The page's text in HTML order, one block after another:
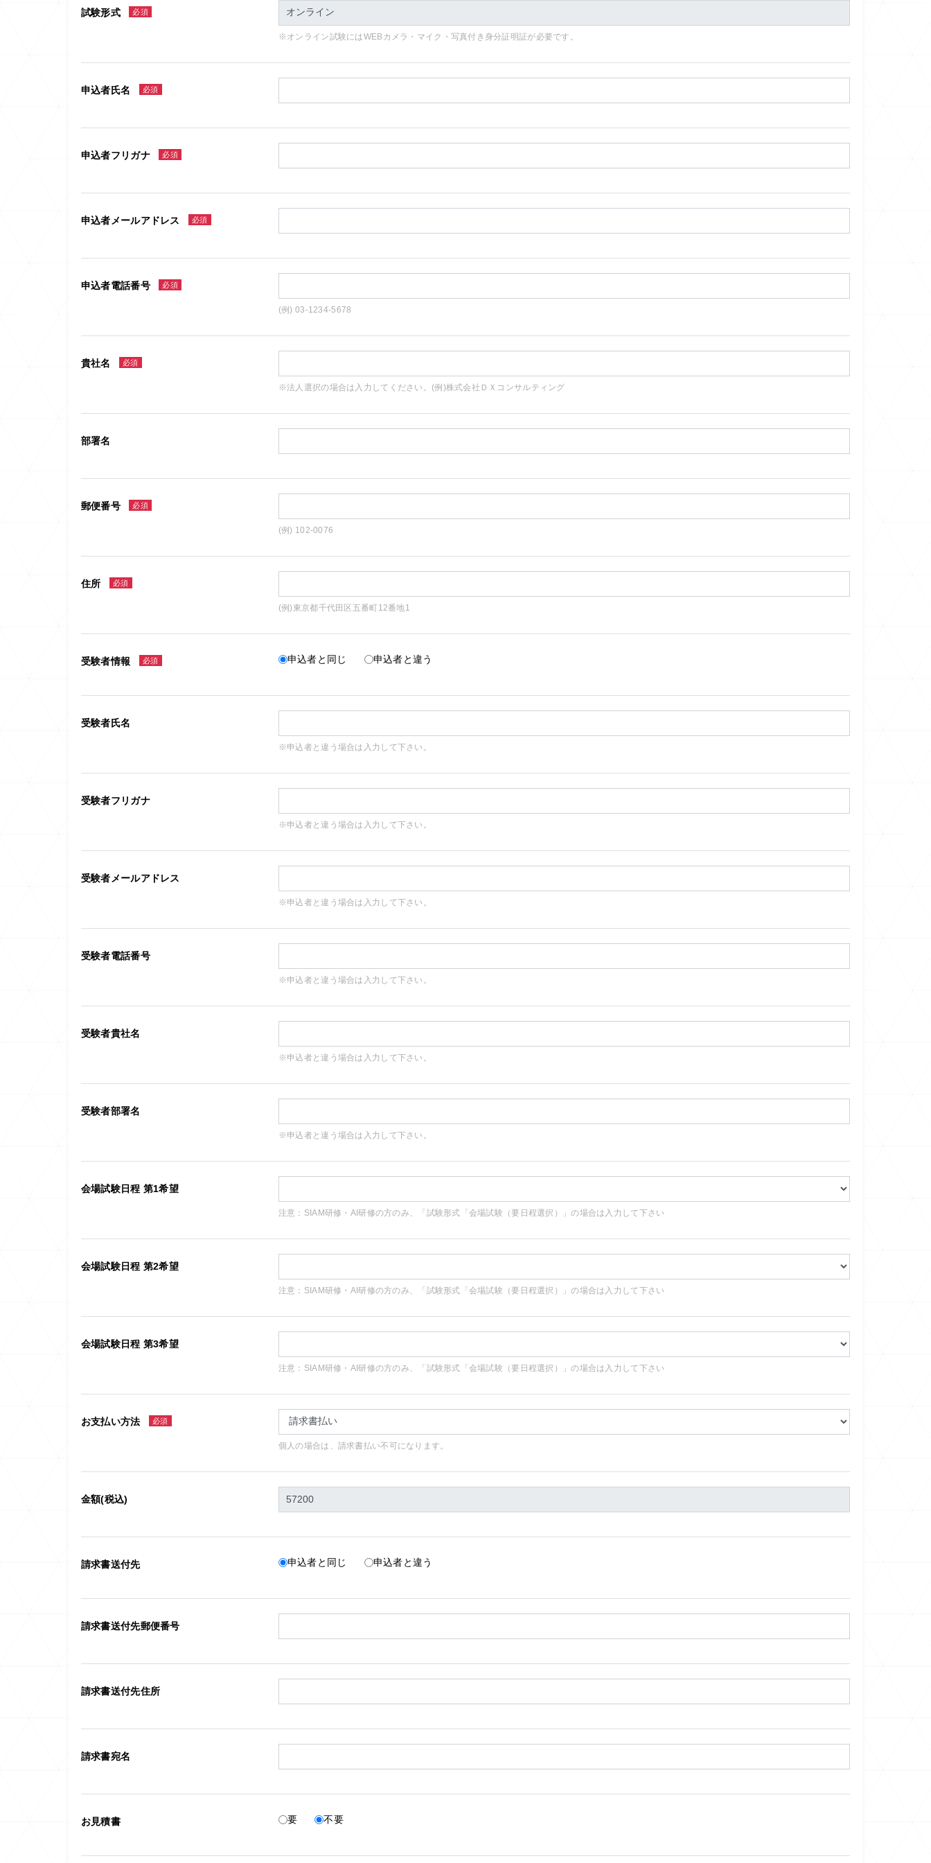
試験形式 必須
※オンライン試験にはWEBカメラ・マイク・写真付き身分証明証が必要です。
申込者氏名 必須
申込者フリガナ 必須
申込者メールアドレス 必須
申込者電話番号 必須
(例) 03-1234-5678
貴社名 必須
※法人選択の場合は入力してください。(例)株式会社ＤＸコンサルティング
部署名
郵便番号 必須
(例) 102-0076
住所 必須
(例)東京都千代田区五番町12番地1
受験者情報 必須 申込者と同じ 申込者と違う
受験者氏名
※申込者と違う場合は入力して下さい。
受験者フリガナ
※申込者と違う場合は入力して下さい。
受験者メールアドレス
※申込者と違う場合は入力して下さい。
受験者電話番号
※申込者と違う場合は入力して下さい。
受験者貴社名
※申込者と違う場合は入力して下さい。
受験者部署名
※申込者と違う場合は入力して下さい。
会場試験日程 第1希望
注意：SIAM研修・AI研修の方のみ、「試験形式「会場試験（要日程選択）」の場合は入力して下さい
会場試験日程 第2希望
注意：SIAM研修・AI研修の方のみ、「試験形式「会場試験（要日程選択）」の場合は入力して下さい
会場試験日程 第3希望
注意：SIAM研修・AI研修の方のみ、「試験形式「会場試験（要日程選択）」の場合は入力して下さい
お支払い方法 必須
個人の場合は、請求書払い不可になります。
金額(税込)
請求書送付先 申込者と同じ 申込者と違う
請求書送付先郵便番号
請求書送付先住所
請求書宛名
お見積書 要 不要